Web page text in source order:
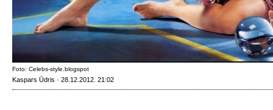
Foto: Celebs-style.blogspot
Kaspars Ūdris · 28.12.2012. 21:02